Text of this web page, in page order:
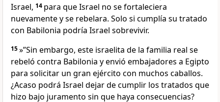
Israel, 14 para que Israel no se fortaleciera
nuevamente y se rebelara. Solo si cumplía su tratado
con Babilonia podría Israel sobrevivir.
15»”Sin embargo, este israelita de la familia real se
rebeló contra Babilonia y envió embajadores a Egipto
para solicitar un gran ejército con muchos caballos.
¿Acaso podrá Israel dejar de cumplir los tratados que
hizo bajo juramento sin que haya consecuencias?